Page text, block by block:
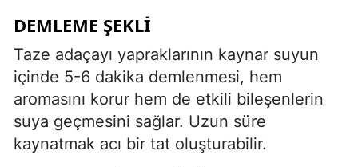
DEMLEME ŞEKLI
Taze adaçayı yapraklarının kaynar suyun
içinde 5-6 dakika demlenmesi, hem
aromasını korur hem de etkili bileşenlerin
suya geçmesini sağlar. Uzun süre
kaynatmak acı bir tat oluşturabilir.